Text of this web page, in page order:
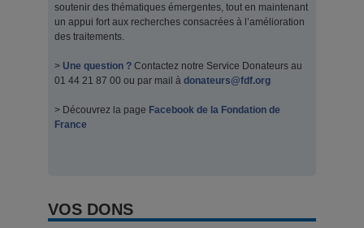
soutenir des thématiques émergentes, tout en maintenant
un appui fort aux recherches consacrées à l’amélioration
des traitements.
> Une question ? Contactez notre Service Donateurs au
01 44 21 87 00 ou par mail à donateurs@fdf.org
> Découvrez la page Facebook de la Fondation de
France
VOS DONS